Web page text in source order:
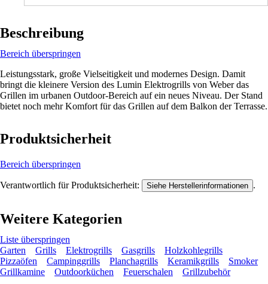
Beschreibung
Bereich überspringen
Leistungsstark, große Vielseitigkeit und modernes Design. Damit
bringt die kleinere Version des Lumin Elektrogrills von Weber das
Grillen im urbanen Outdoor-Bereich auf ein neues Niveau. Der Stand
bietet noch mehr Komfort für das Grillen auf dem Balkon der Terrasse.
Produktsicherheit
Bereich überspringen
Verantwortlich für Produktsicherheit: Siehe Herstellerinformationen .
Weitere Kategorien
Liste überspringen
Garten
Grills Elektrogrills Gasgrills
Holzkohlegrills
Pizzaöfen
Campinggrills Planchagrills Keramikgrills
Smoker
Grillkamine
Outdoorküchen Feuerschalen Grillzubehör